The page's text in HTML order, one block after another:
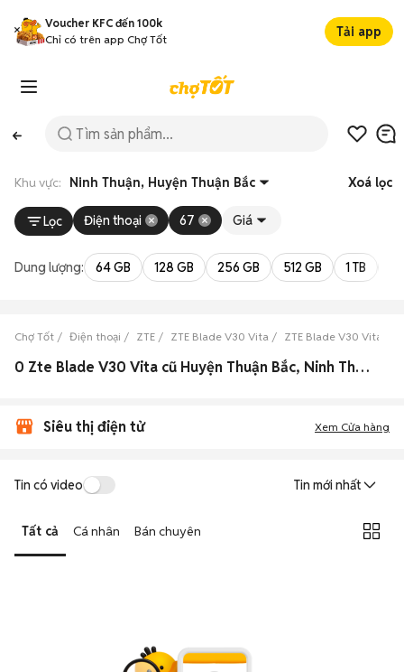
Voucher KFC đến 100k
Chỉ có trên app Chợ Tốt
Tải app
Khu vực: Ninh Thuận, Huyện Thuận Bắc Xoá lọc
Lọc Điện thoại 67 Giá
Dung lượng: 64 GB 128 GB 256 GB 512 GB 1 TB
Chợ Tốt Điện thoại ZTE ZTE Blade V30 Vita ZTE Blade V30 Vita
0 Zte Blade V30 Vita cũ Huyện Thuận Bắc, Ninh Thuận đẹp
Siêu thị điện tử Xem Cửa hàng
Tin có video Tin mới nhất
Tất cả Cá nhân Bán chuyên